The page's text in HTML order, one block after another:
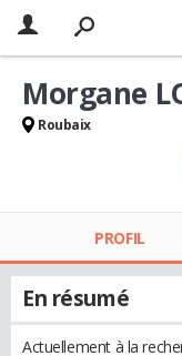
Morgane
Roubaix
PROFIL
En résumé
Actuellement à la